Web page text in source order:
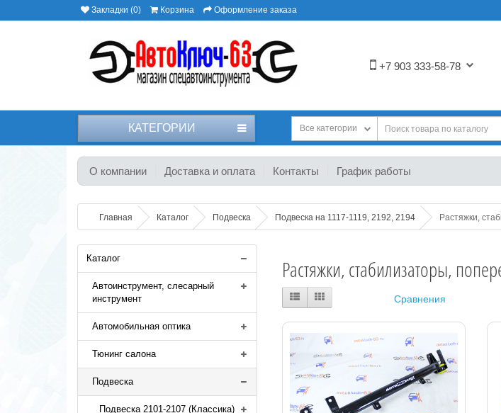
Закладки (0) Корзина Оформление заказа
+7 903 333-58-78
КАТЕГОРИИ Все категории
О компании Доставка и оплата Контакты График работы
Главная Каталог Подвеска Подвеска на 1117-1119, 2192, 2194 Растяжки,
Каталог
Автоинструмент, слесарный
инструмент
Автомобильная оптика
Тюнинг салона
Подвеска
Подвеска 2101-2107 (Классика)
Растяжки, стабилизаторы,
Сравнения